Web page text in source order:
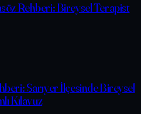
Rehberi: Bireysel Terapist
Sarıyer İlçesinde Bireysel
Kılavuz